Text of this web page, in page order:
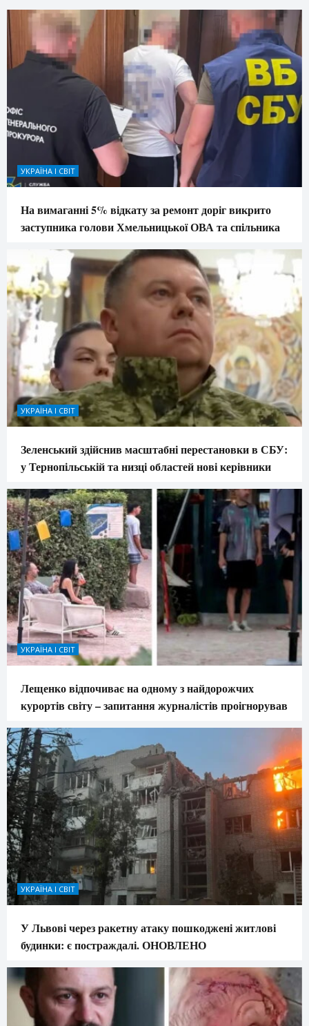
УКРАЇНА І СВІТ
На вимаганні 5% відкату за ремонт доріг викрито
заступника голови Хмельницької ОВА та спільника
УКРАЇНА І СВІТ
Зеленський здійснив масштабні перестановки в СБУ:
у Тернопільській та низці областей нові керівники
УКРАЇНА І СВІТ
Лещенко відпочиває на одному з найдорожчих
курортів світу – запитання журналістів проігнорував
УКРАЇНА І СВІТ
У Львові через ракетну атаку пошкоджені житлові
будинки: є постраждалі. ОНОВЛЕНО